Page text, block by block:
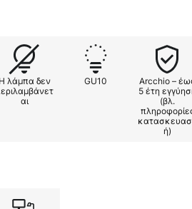
προσαρμογή της
είναι τα κινητά
τον στοχευμένο φωτισμό
μόνο για GU10/MR11 (Ø 3,5
Η λάμπα δεν
αι
GU10
Arcchio –
5 έτη
(βλ.
ή)